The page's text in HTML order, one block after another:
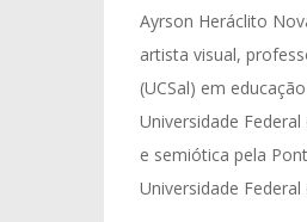
Ayrson Heráclito
artista visual,
(UCSal) em
Universidade
e semiótica pela
Universidade